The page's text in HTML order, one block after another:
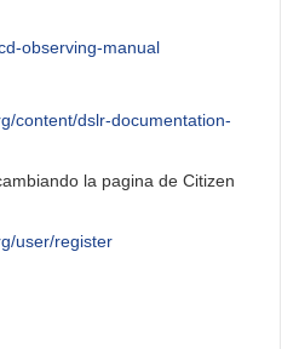
observing-manual
content/dslr-documentation-
la pagina de Citizen
user/register